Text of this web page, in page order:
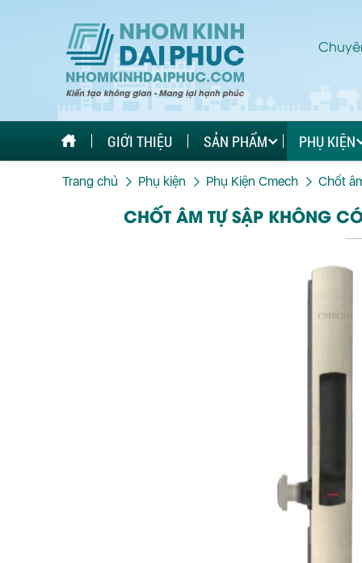
GIỚI THIỆU SẢN PHẨM PHỤ KIỆN
Trang chủ Phụ kiện Phụ Kiện Cmech Chốt
CHỐT ÂM TỰ SẬP KHÔNG